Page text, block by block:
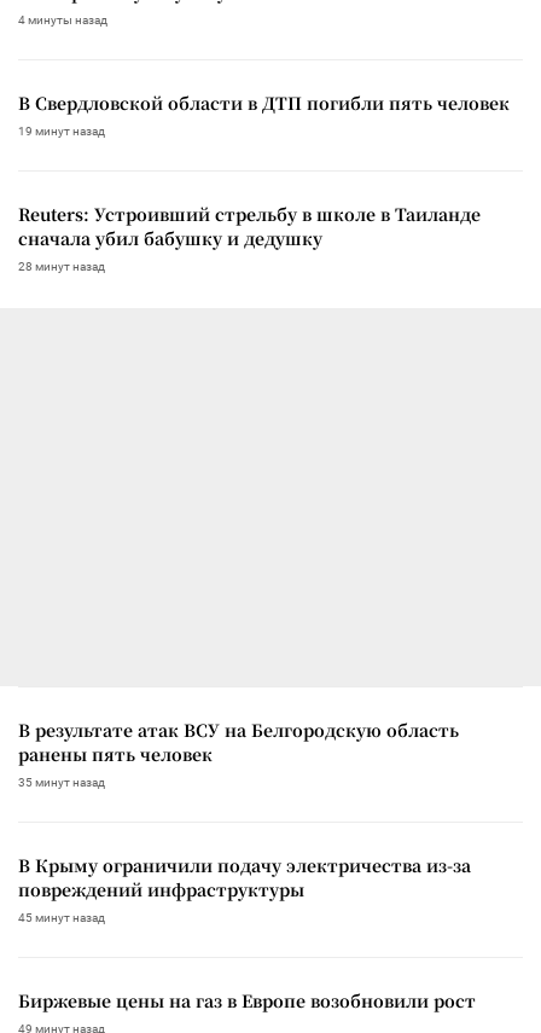
4 минуты назад
В Свердловской области в ДТП погибли пять человек
19 минут назад
Reuters: Устроивший стрельбу в школе в Таиланде
сначала убил бабушку и дедушку
28 минут назад
В результате атак ВСУ на Белгородскую область
ранены пять человек
35 минут назад
В Крыму ограничили подачу электричества из-за
повреждений инфраструктуры
45 минут назад
Биржевые цены на газ в Европе возобновили рост
49 минут назад